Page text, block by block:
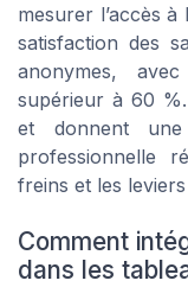
mesurer l’accès
satisfaction des
anonymes,
supérieur à 60 %.
et donnent
professionnelle
freins et les leviers
Comment
dans les